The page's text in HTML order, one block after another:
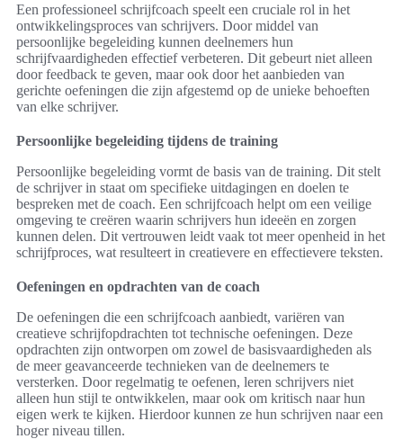
Een professioneel schrijfcoach speelt een cruciale rol in het
ontwikkelingsproces van schrijvers. Door middel van
persoonlijke begeleiding kunnen deelnemers hun
schrijfvaardigheden effectief verbeteren. Dit gebeurt niet alleen
door feedback te geven, maar ook door het aanbieden van
gerichte oefeningen die zijn afgestemd op de unieke behoeften
van elke schrijver.
Persoonlijke begeleiding tijdens de training
Persoonlijke begeleiding vormt de basis van de training. Dit stelt
de schrijver in staat om specifieke uitdagingen en doelen te
bespreken met de coach. Een schrijfcoach helpt om een veilige
omgeving te creëren waarin schrijvers hun ideeën en zorgen
kunnen delen. Dit vertrouwen leidt vaak tot meer openheid in het
schrijfproces, wat resulteert in creatievere en effectievere teksten.
Oefeningen en opdrachten van de coach
De oefeningen die een schrijfcoach aanbiedt, variëren van
creatieve schrijfopdrachten tot technische oefeningen. Deze
opdrachten zijn ontworpen om zowel de basisvaardigheden als
de meer geavanceerde technieken van de deelnemers te
versterken. Door regelmatig te oefenen, leren schrijvers niet
alleen hun stijl te ontwikkelen, maar ook om kritisch naar hun
eigen werk te kijken. Hierdoor kunnen ze hun schrijven naar een
hoger niveau tillen.